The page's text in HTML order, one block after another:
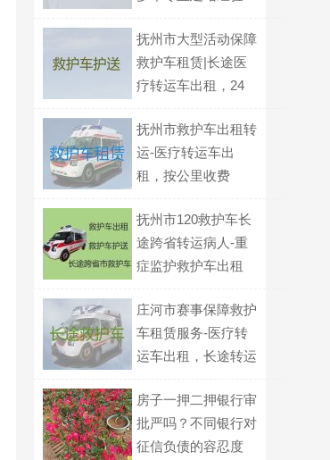
抚州市大型活动保障
救护车租赁|长途医
疗转运车出租，24
抚州市救护车出租转
运-医疗转运车出
租，按公里收费
抚州市120救护车长
途跨省转运病人-重
症监护救护车出租
庄河市赛事保障救护
车租赁服务-医疗转
运车出租，长途转运
房子一押二押银行审
批严吗？不同银行对
征信负债的容忍度